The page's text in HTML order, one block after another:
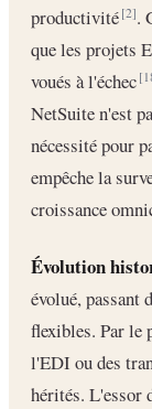
productivité[2].
que les projets
voués à l'échec
NetSuite n'est
nécessité pour
empêche la
croissance
Évolution
évolué, passant
flexibles. Par le
l'EDI ou des
hérités. L'essor